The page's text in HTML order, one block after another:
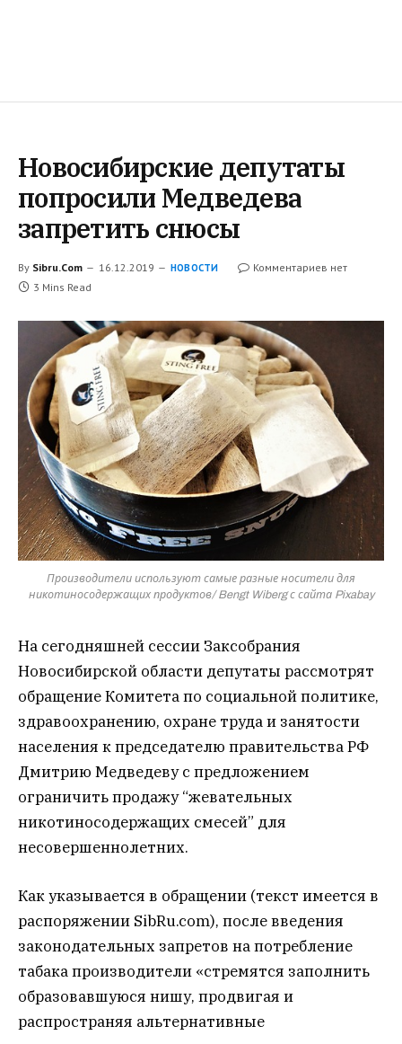
Новосибирские депутаты
попросили Медведева
запретить снюсы
By Sibru.Com 16.12.2019 НОВОСТИ
Комментариев нет
3 Mins Read
Производители используют самые разные носители для
никотиносодержащих продуктов/ Bengt Wiberg с сайта Pixabay
На сегодняшней сессии Заксобрания
Новосибирской области депутаты рассмотрят
обращение Комитета по социальной политике,
здравоохранению, охране труда и занятости
населения к председателю правительства РФ
Дмитрию Медведеву с предложением
ограничить продажу “жевательных
никотиносодержащих смесей” для
несовершеннолетних.
Как указывается в обращении (текст имеется в
распоряжении SibRu.com), после введения
законодательных запретов на потребление
табака производители «стремятся заполнить
образовавшуюся нишу, продвигая и
распространяя альтернативные